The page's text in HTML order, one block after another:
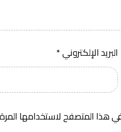
البريد الإلكتروني*
هذا المتصفح لاستخدامها